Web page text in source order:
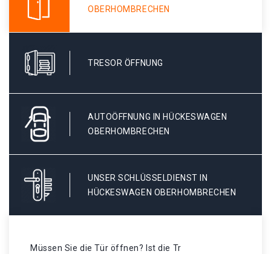
OBERHOMBRECHEN
TRESOR ÖFFNUNG
AUTOÖFFNUNG IN HÜCKESWAGEN
OBERHOMBRECHEN
UNSER SCHLÜSSELDIENST IN
HÜCKESWAGEN OBERHOMBRECHEN
Müssen Sie die Tür öffnen? Ist die Tr